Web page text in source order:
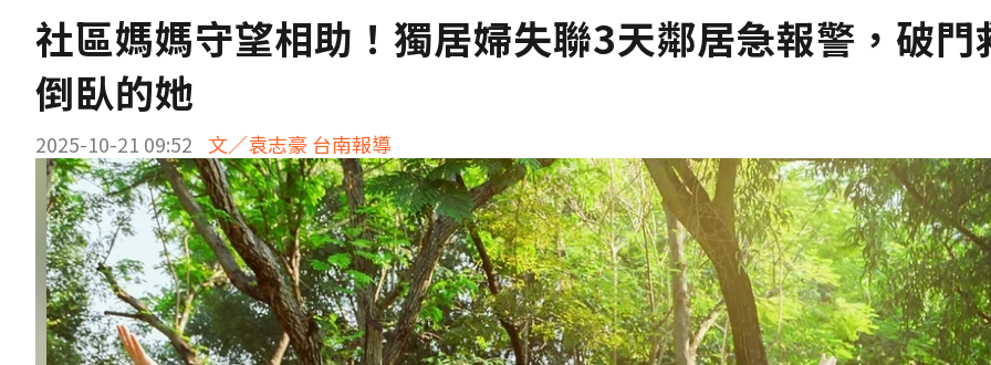
社區媽媽守望相助！獨居婦失聯3天鄰居急報警，破門
倒臥的她
2025-10-21 09:52 文／袁志豪 台南報導